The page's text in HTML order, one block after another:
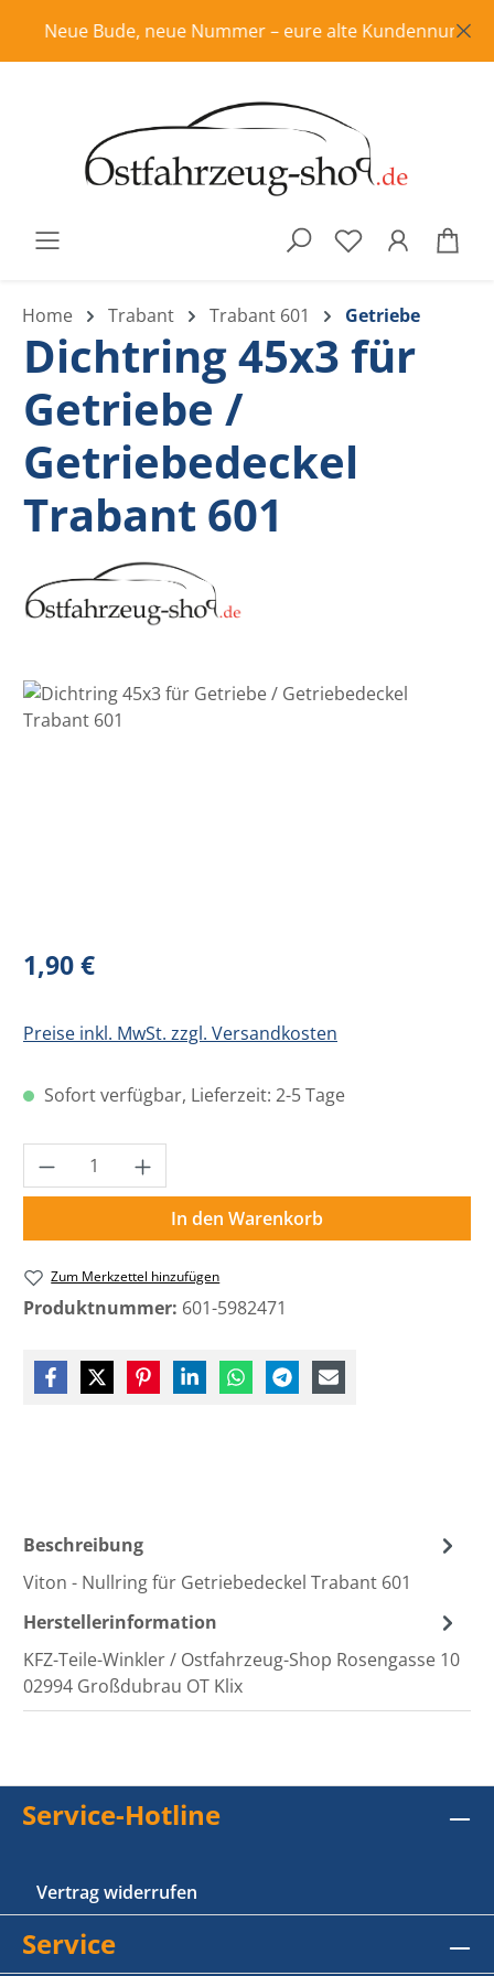
Zum Hauptinhalt springen
Neue Bude, neue Nummer – eure alte
Home Trabant Trabant 601 Getriebe
Dichtring 45x3 für
Getriebe /
Getriebedeckel
Trabant 601
Bildergalerie überspringen
Regulärer Preis:
1,90 €
Preise inkl. MwSt. zzgl. Versandkosten
Sofort verfügbar, Lieferzeit: 2-5 Tage
Produkt Anzahl: Gib den gewünschten
In den Warenkorb
Zum Merkzettel hinzufügen
Produktnummer: 601-5982471
Beschreibung
Viton - Nullring für Getriebedeckel Trabant 601
Herstellerinformation
KFZ-Teile-Winkler / Ostfahrzeug-Shop Rosengasse 10
02994 Großdubrau OT Klix
Service-Hotline
Vertrag widerrufen
Service